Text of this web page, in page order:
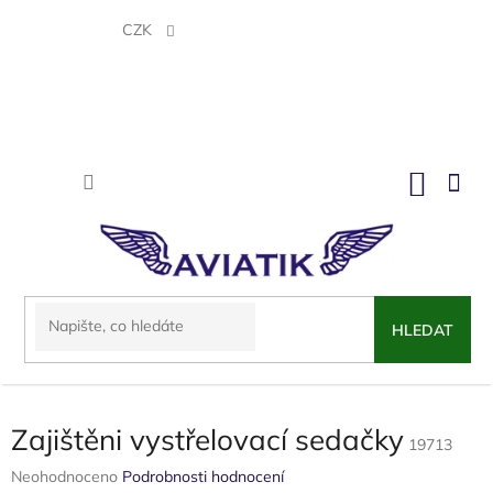
CZK
HLEDAT
Zajištěni vystřelovací sedačky 19713
Průměrné
Neohodnoceno Podrobnosti hodnocení